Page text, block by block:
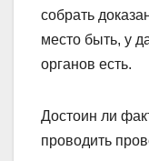
собрать
место быть, у
органов есть.
Достоин ли
проводить